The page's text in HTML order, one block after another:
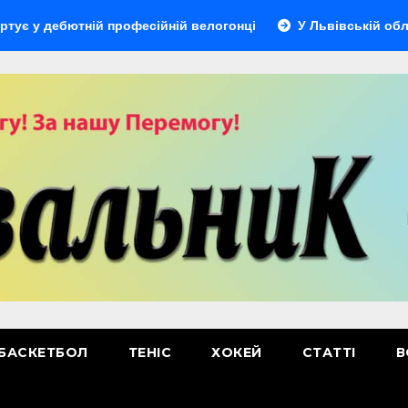
професійній велогонці У Львівській області
ТЕНІС ХОКЕЙ СТАТТІ